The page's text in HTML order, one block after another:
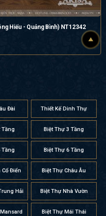
Hiếu - Quảng Bình) NT12342
Đài Thiết Kế Dinh Thự
Tầng Biệt Thự 3 Tầng
Tầng Biệt Thự 6 Tầng
Cổ Điển Biệt Thự Châu Âu
Hải Biệt Thự Nhà Vườn
Biệt Thự Mái Thái